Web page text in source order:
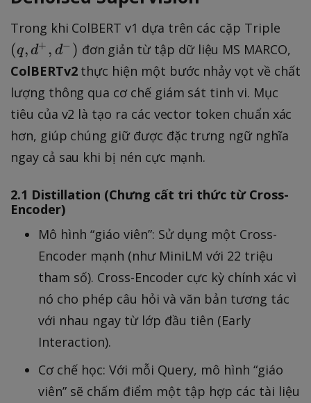
Trong khi ColBERT v1 dựa trên các cặp Triple
q
,
d
+
,
-)
(q, d+ , d− ) đơn giản từ tập dữ liệu MS MARCO,
ColBERTv2thực hiện một bước nhảy vọt về chất
lượng thông qua cơ chế giám sát tinh vi. Mục
tiêu của v2 là tạo ra các vector token chuẩn xác
hơn, giúp chúng giữ được đặc trưng ngữ nghĩa
ngay cả sau khi bị nén cực mạnh.
2.1 Distillation (Chưng cất tri thức từ Cross-
Encoder)
Mô hình “giáo viên”: Sử dụng một Cross-
Encoder mạnh (như MiniLM với 22 triệu
tham số). Cross-Encoder cực kỳ chính xác vì
nó cho phép câu hỏi và văn bản tương tác
với nhau ngay từ lớp đầu tiên (Early
Interaction).
Cơ chế học: Với mỗi Query, mô hình “giáo
viên” sẽ chấm điểm một tập hợp các tài liệu